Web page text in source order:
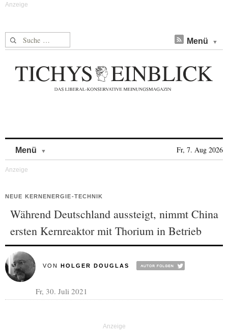
Suche nach: Menü
Menü Fr, 7. Aug 2026
NEUE KERNENERGIE-TECHNIK
Während Deutschland aussteigt, nimmt China
ersten Kernreaktor mit Thorium in Betrieb
VON HOLGER DOUGLAS
Fr, 30. Juli 2021